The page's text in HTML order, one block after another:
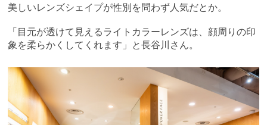
美しいレンズシェイプが性別を問わず人気だとか。
「 目元が透けて見えるライトカラーレンズは、顔周りの印
象を柔らかくしてくれます」と長谷川さん。